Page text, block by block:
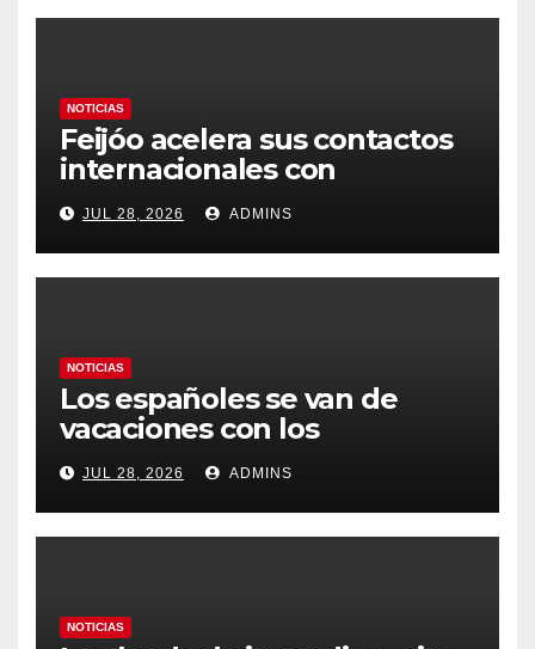
NOTICIAS
Feijóo acelera sus contactos
internacionales con
Latinoamérica como socio
prioritario en su agenda de
gobierno
JUL 28, 2026 ADMINS
NOTICIAS
Los españoles se van de
vacaciones con los
carburantes hasta un 21%
más caros que el año pasado
y los hoteles disparados
JUL 28, 2026 ADMINS
NOTICIAS